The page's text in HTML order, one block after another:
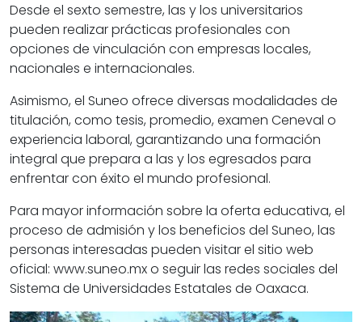
Desde el sexto semestre, las y los universitarios
pueden realizar prácticas profesionales con
opciones de vinculación con empresas locales,
nacionales e internacionales.
Asimismo, el Suneo ofrece diversas modalidades de
titulación, como tesis, promedio, examen Ceneval o
experiencia laboral, garantizando una formación
integral que prepara a las y los egresados para
enfrentar con éxito el mundo profesional.
Para mayor información sobre la oferta educativa, el
proceso de admisión y los beneficios del Suneo, las
personas interesadas pueden visitar el sitio web
oficial: www.suneo.mx o seguir las redes sociales del
Sistema de Universidades Estatales de Oaxaca.